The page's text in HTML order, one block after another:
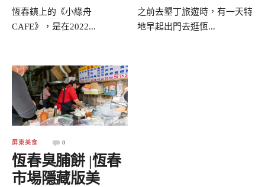
恆春鎮上的《小綠舟
CAFE》，是在2022...
之前去墾丁旅遊時，有一天特
地早起出門去逛恆...
屏東美食 0
恆春臭脯餅 |恆春
市場隱藏版美